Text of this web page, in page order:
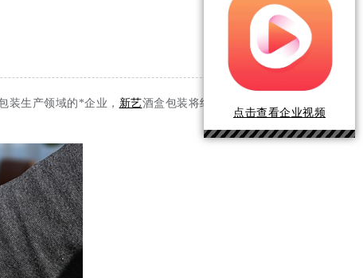
装生产领域的*企业， 新艺酒盒包装将继续发挥自身的优
点击查看企业视频